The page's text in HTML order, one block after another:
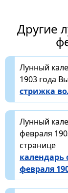
Другие
Лунный
1903 года
стрижка
Лунный
февраля
странице
календарь
февраля